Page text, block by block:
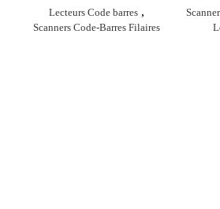
Lecteurs Code barres,
Scanners Code-Barres Filaires